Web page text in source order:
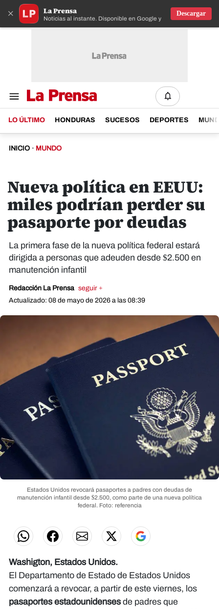
× La Prensa
Noticias al instante. Disponible en Google y IOS
Descargar
LO ÚLTIMO HONDURAS SUCESOS DEPORTES
INICIO · MUNDO
Nueva política en EEUU:
miles podrían perder su
pasaporte por deudas
La primera fase de la nueva política federal estará
dirigida a personas que adeuden desde $2.500 en
manutención infantil​​​​​​
Redacción La Prensa seguir +
Actualizado: 08 de mayo de 2026 a las 08:39
Estados Unidos revocará pasaportes a padres con deudas de
manutención infantil desde $2.500, como parte de una nueva política
federal. Foto: referencia
Washigton, Estados Unidos.
El Departamento de Estado de Estados Unidos
comenzará a revocar, a partir de este viernes, los
pasaportes estadounidensesde padres que